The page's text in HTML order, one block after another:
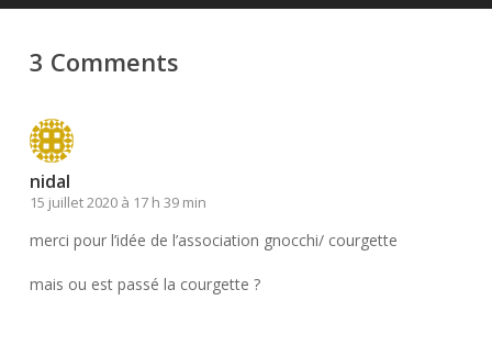
3 Comments
nidal
15 juillet 2020 à 17 h 39 min
merci pour l’idée de l’association gnocchi/ courgette
mais ou est passé la courgette ?